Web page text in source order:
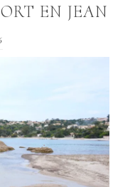
EN JEAN